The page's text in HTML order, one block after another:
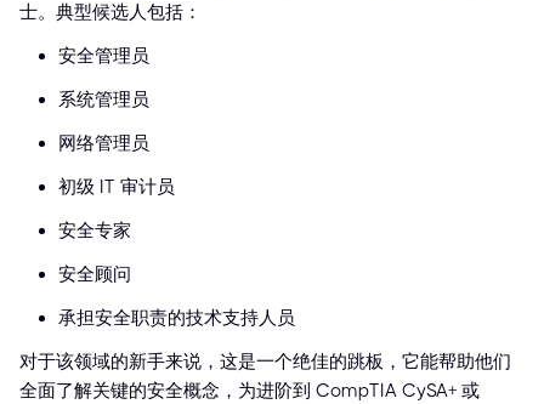
士。典型候选人包括：
安全管理员
系统管理员
网络管理员
初级 IT 审计员
安全专家
安全顾问
承担安全职责的技术支持人员
对于该领域的新手来说，这是一个绝佳的跳板，它能帮助他们
全面了解关键的安全概念，为进阶到 CompTIA CySA+ 或